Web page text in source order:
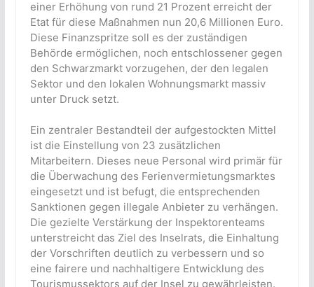
einer Erhöhung von rund 21 Prozent erreicht der
Etat für diese Maßnahmen nun 20,6 Millionen Euro.
Diese Finanzspritze soll es der zuständigen
Behörde ermöglichen, noch entschlossener gegen
den Schwarzmarkt vorzugehen, der den legalen
Sektor und den lokalen Wohnungsmarkt massiv
unter Druck setzt.
Ein zentraler Bestandteil der aufgestockten Mittel
ist die Einstellung von 23 zusätzlichen
Mitarbeitern. Dieses neue Personal wird primär für
die Überwachung des Ferienvermietungsmarktes
eingesetzt und ist befugt, die entsprechenden
Sanktionen gegen illegale Anbieter zu verhängen.
Die gezielte Verstärkung der Inspektorenteams
unterstreicht das Ziel des Inselrats, die Einhaltung
der Vorschriften deutlich zu verbessern und so
eine fairere und nachhaltigere Entwicklung des
Tourismussektors auf der Insel zu gewährleisten.